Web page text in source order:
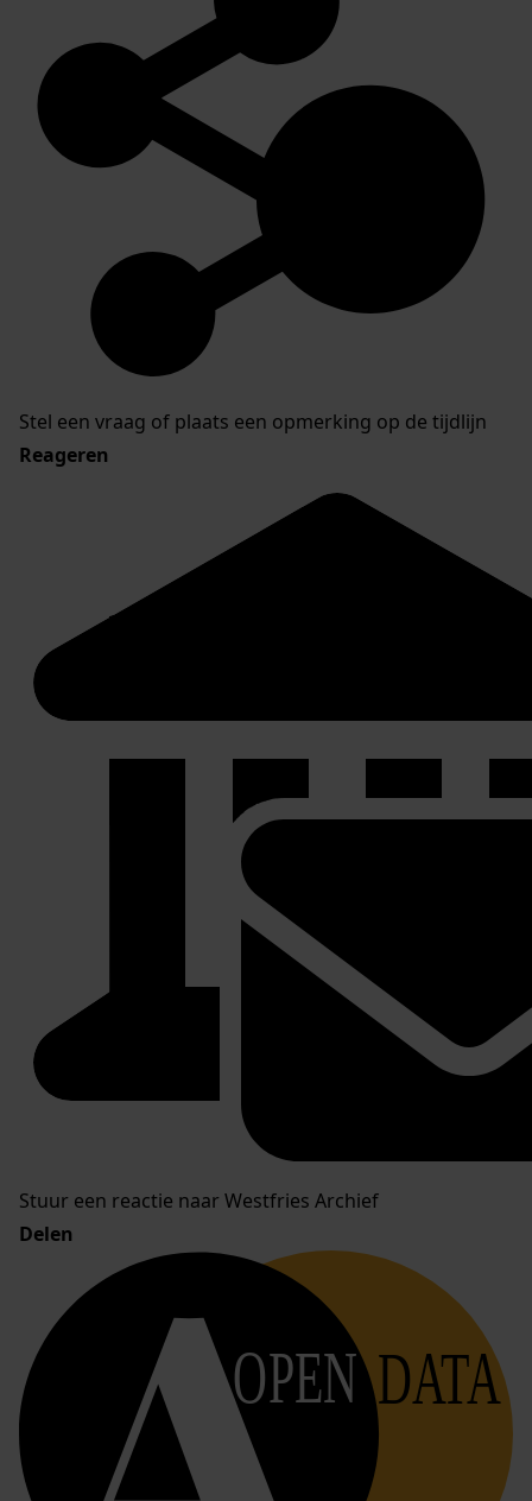
Stel een vraag of plaats een opmerking op de tijdlijn
Reageren
Stuur een reactie naar Westfries Archief
Delen
OPEN DATA